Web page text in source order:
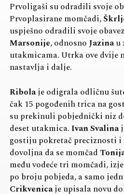
Prvoligaši su odradili svoje
Prvoplasirane momčadi,
uspješno odradili svoje
Marsonije, odnosno Jazinau
utakmicama. Utrka ove dvije
nastavlja i dalje.
Ribolaje odigrala odličnu
čak 15 pogođenih trica na
su prekinuli pobjednički niz
deset utakmica.Ivan Svalina
gostiju pokretač preciznosti
dovoljna da se momčad
među vodeće tri momčadi,
po broju pobjeda, a samo
Crikvenicaje upisala novu